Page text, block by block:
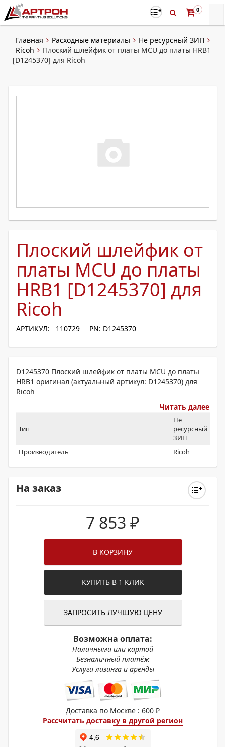
0
Главная Расходные материалы
Не ресурсный ЗИП
Ricoh
Плоский шлейфик от платы MCU до платы HRB1
[D1245370] для Ricoh
Плоский шлейфик от
платы MCU до платы
HRB1 [D1245370] для
Ricoh
АРТИКУЛ: 110729 PN: D1245370
D1245370 Плоский шлейфик от платы MCU до платы
HRB1 оригинал (актуальный артикул: D1245370) для
Ricoh
Читать далее
Тип
Не
ресурсный
ЗИП
Производитель
Ricoh
На заказ
7 853 ₽
В КОРЗИНУ
КУПИТЬ В 1 КЛИК
ЗАПРОСИТЬ ЛУЧШУЮ ЦЕНУ
Возможна оплата:
Наличными или картой
Безналичный платёж
Услуги лизинга и аренды
Доставка по Москве : 600 ₽
Рассчитать доставку в другой регион